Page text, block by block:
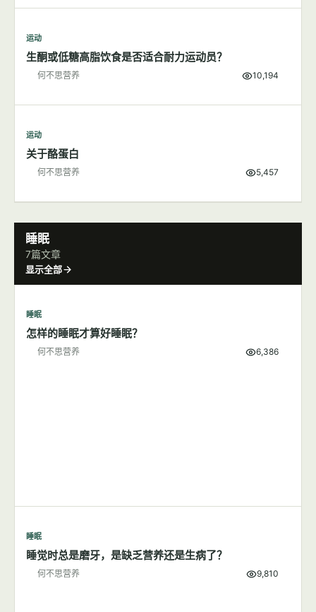
运动
生酮或低糖高脂饮食是否适合耐力运动员？
何不思营养 10,194
运动
关于酪蛋白
何不思营养 5,457
睡眠
7篇文章
显示全部
睡眠
怎样的睡眠才算好睡眠？
何不思营养 6,386
睡眠
睡觉时总是磨牙，是缺乏营养还是生病了？
何不思营养 9,810